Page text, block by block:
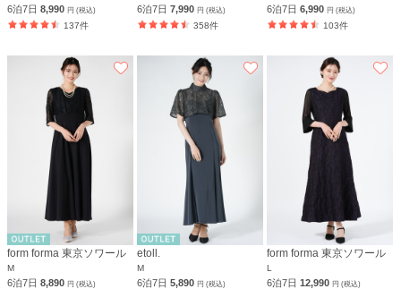
6泊7日 8,990 円 (税込)
137件
6泊7日7,990円 (税込)
358件
6泊7日6,990円 (税込)
103件
form forma 東京ソワール
M
6泊7日 8,890 円 (税込)
etoll.
M
6泊7日5,890円 (税込)
form forma 東京ソワール
L
6泊7日12,990円 (税込)